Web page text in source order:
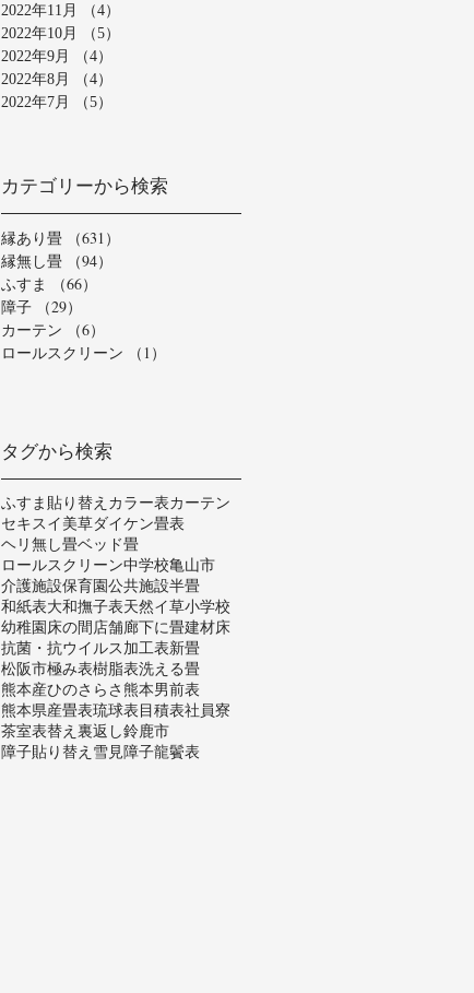
2022年11月
（4）
2022年10月
（5）
2022年9月
（4）
2022年8月
（4）
2022年7月
（5）
カテゴリーから検索
縁あり畳 （631）
縁無し畳
（94）
ふすま
（66）
障子
（29）
カーテン
（6）
ロールスクリーン
（1）
タグから検索
ふすま貼り替え カラー表カーテン
セキスイ美草ダイケン畳表
ヘリ無し畳ベッド畳
ロールスクリーン中学校亀山市
介護施設保育園公共施設半畳
和紙表大和撫子表天然イ草小学校
幼稚園床の間店舗廊下に畳建材床
抗菌・抗ウイルス加工表新畳
松阪市極み表樹脂表洗える畳
熊本産ひのさらさ熊本男前表
熊本県産畳表琉球表目積表社員寮
茶室表替え 裏返し鈴鹿市
障子貼り替え 雪見障子龍鬢表